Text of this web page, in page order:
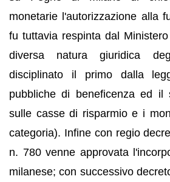
monetarie l'autorizzazione alla
fu tuttavia respinta dal
diversa natura giuridica
disciplinato il primo dalla
pubbliche di beneficenza ed il
sulle casse di risparmio e i
categoria). Infine con regio
n. 780 venne approvata
milanese; con successivo